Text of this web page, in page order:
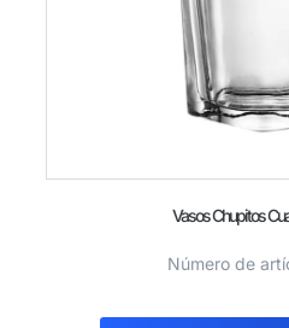
Vasos Chupitos
Número de